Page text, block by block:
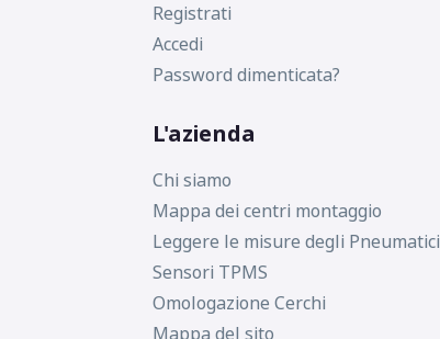
Registrati
Accedi
Password dimenticata?
L'azienda
Chi siamo
Mappa dei centri montaggio
Leggere le misure degli Pneumatici
Sensori TPMS
Omologazione Cerchi
Mappa del sito